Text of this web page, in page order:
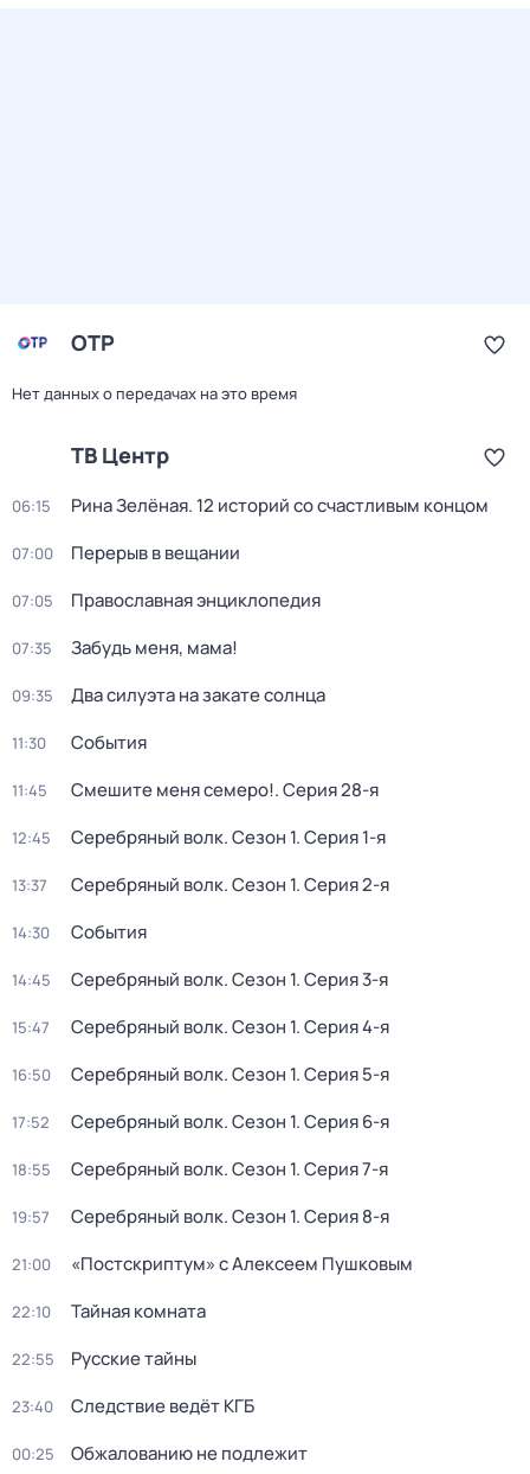
ОТР
Нет данных о передачах на это время
ТВ Центр
06:15 Рина Зелёная. 12 историй со счастливым концом
07:00 Перерыв в вещании
07:05 Православная энциклопедия
07:35 Забудь меня, мама!
09:35 Два силуэта на закате солнца
11:30 События
11:45 Смешите меня семеро!. Серия 28-я
12:45 Серебряный волк. Сезон 1. Серия 1-я
13:37 Серебряный волк. Сезон 1. Серия 2-я
14:30 События
14:45 Серебряный волк. Сезон 1. Серия 3-я
15:47 Серебряный волк. Сезон 1. Серия 4-я
16:50 Серебряный волк. Сезон 1. Серия 5-я
17:52 Серебряный волк. Сезон 1. Серия 6-я
18:55 Серебряный волк. Сезон 1. Серия 7-я
19:57 Серебряный волк. Сезон 1. Серия 8-я
21:00 «Постскриптум» с Алексеем Пушковым
22:10 Тайная комната
22:55 Русские тайны
23:40 Следствие ведёт КГБ
00:25 Обжалованию не подлежит